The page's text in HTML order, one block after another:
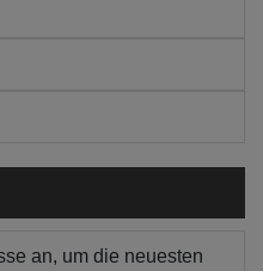
an, um die neuesten